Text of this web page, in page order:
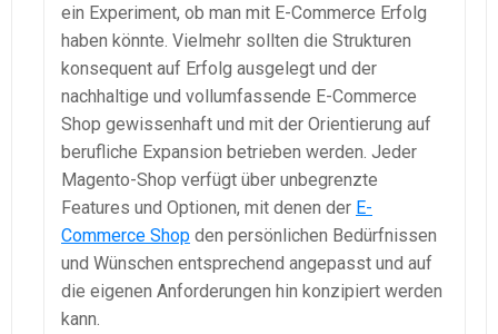
ein Experiment, ob man mit E-Commerce Erfolg
haben könnte. Vielmehr sollten die Strukturen
konsequent auf Erfolg ausgelegt und der
nachhaltige und vollumfassende E-Commerce
Shop gewissenhaft und mit der Orientierung auf
berufliche Expansion betrieben werden. Jeder
Magento-Shop verfügt über unbegrenzte
Features und Optionen, mit denen der E-
Commerce Shop den persönlichen Bedürfnissen
und Wünschen entsprechend angepasst und auf
die eigenen Anforderungen hin konzipiert werden
kann.